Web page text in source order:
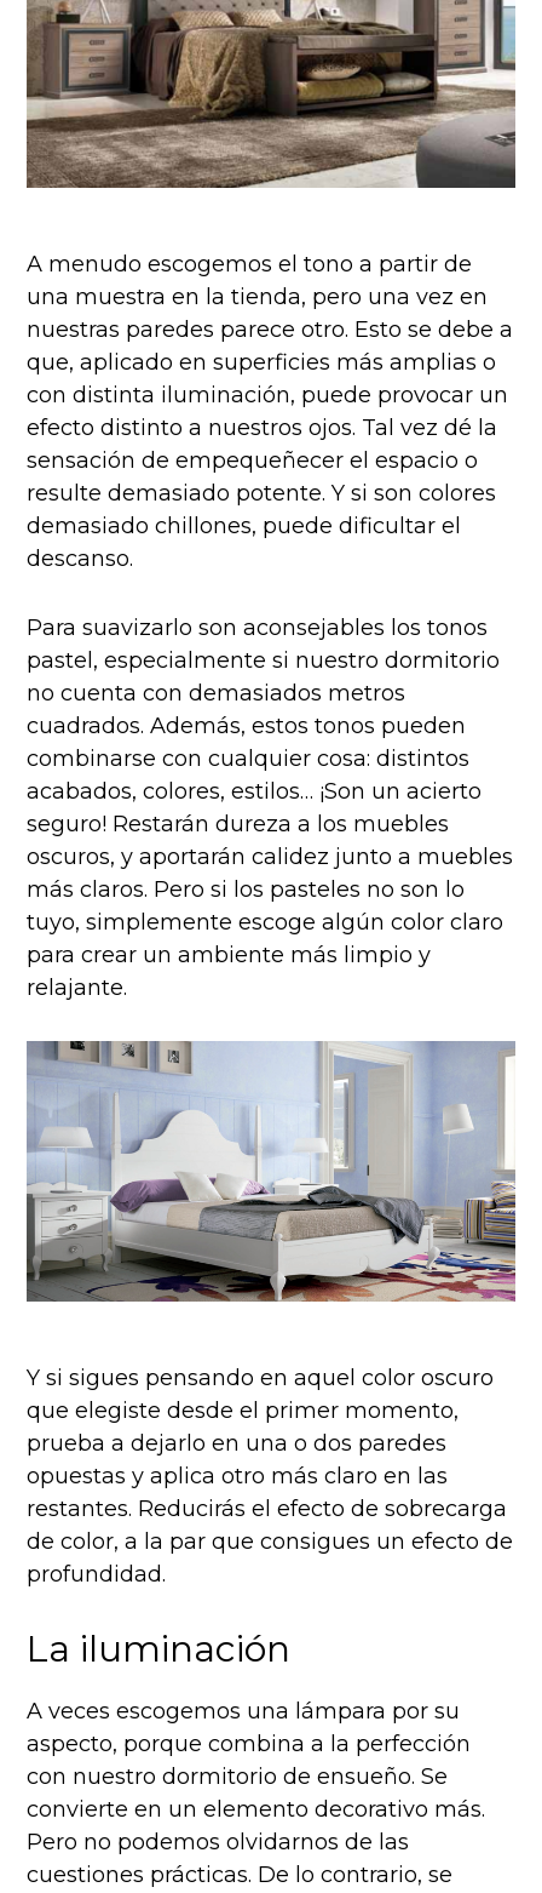
A menudo escogemos el tono a partir de
una muestra en la tienda, pero una vez en
nuestras paredes parece otro. Esto se debe a
que, aplicado en superficies más amplias o
con distinta iluminación, puede provocar un
efecto distinto a nuestros ojos. Tal vez dé la
sensación de empequeñecer el espacio o
resulte demasiado potente. Y si son colores
demasiado chillones, puede dificultar el
descanso.
Para suavizarlo son aconsejables los tonos
pastel, especialmente si nuestro dormitorio
no cuenta con demasiados metros
cuadrados. Además, estos tonos pueden
combinarse con cualquier cosa: distintos
acabados, colores, estilos… ¡Son un acierto
seguro! Restarán dureza a los muebles
oscuros, y aportarán calidez junto a muebles
más claros. Pero si los pasteles no son lo
tuyo, simplemente escoge algún color claro
para crear un ambiente más limpio y
relajante.
Y si sigues pensando en aquel color oscuro
que elegiste desde el primer momento,
prueba a dejarlo en una o dos paredes
opuestas y aplica otro más claro en las
restantes. Reducirás el efecto de sobrecarga
de color, a la par que consigues un efecto de
profundidad.
La iluminación
A veces escogemos una lámpara por su
aspecto, porque combina a la perfección
con nuestro dormitorio de ensueño. Se
convierte en un elemento decorativo más.
Pero no podemos olvidarnos de las
cuestiones prácticas. De lo contrario, se